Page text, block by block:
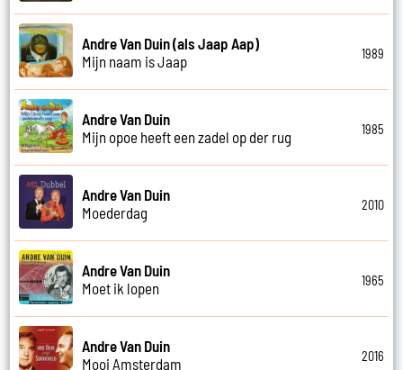
Andre Van Duin (als Jaap Aap)
Mijn naam is Jaap
1989
Andre Van Duin
Mijn opoe heeft een zadel op der rug
1985
Andre Van Duin
Moederdag
2010
Andre Van Duin
Moet ik lopen
1965
Andre Van Duin
Mooi Amsterdam
2016